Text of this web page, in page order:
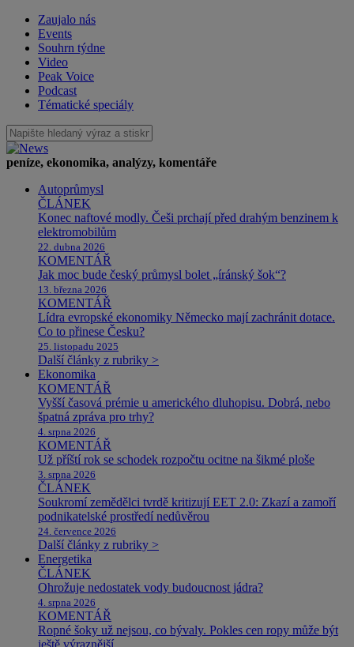
Zaujalo nás
Events
Souhrn týdne
Video
Peak Voice
Podcast
Tématické speciály
peníze, ekonomika, analýzy, komentáře
Autoprůmysl
ČLÁNEK
Konec naftové modly. Češi prchají před drahým benzinem k
elektromobilům
22. dubna 2026
KOMENTÁŘ
Jak moc bude český průmysl bolet „íránský šok“?
13. března 2026
KOMENTÁŘ
Lídra evropské ekonomiky Německo mají zachránit dotace.
Co to přinese Česku?
25. listopadu 2025
Další články z rubriky >
Ekonomika
KOMENTÁŘ
Vyšší časová prémie u amerického dluhopisu. Dobrá, nebo
špatná zpráva pro trhy?
4. srpna 2026
KOMENTÁŘ
Už příští rok se schodek rozpočtu ocitne na šikmé ploše
3. srpna 2026
ČLÁNEK
Soukromí zemědělci tvrdě kritizují EET 2.0: Zkazí a zamoří
podnikatelské prostředí nedůvěrou
24. července 2026
Další články z rubriky >
Energetika
ČLÁNEK
Ohrožuje nedostatek vody budoucnost jádra?
4. srpna 2026
KOMENTÁŘ
Ropné šoky už nejsou, co bývaly. Pokles cen ropy může být
ještě výraznější